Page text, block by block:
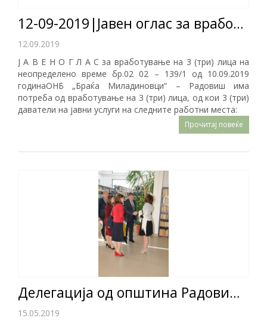
12-09-2019|Јавен оглас за вработување на 3 (три) лица на неопределено време
12.09.2019
Ј А В Е Н О Г Л А С за вработување на 3 (три) лица на
неопределено време бр.02 02 – 139/1 од 10.09.2019
годинаОНБ „Браќа Миладиновци“ – Радовиш има
потреба од вработување на 3 (три) лица, од кои 3 (три)
даватели на јавни услуги на следните работни места:
Прочитај повеќе
Делегација од општина Радовиш во посета на Велика Плана
15.05.2019